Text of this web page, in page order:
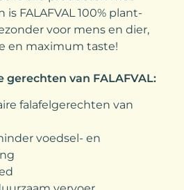
FALAFVAL 100% plant-
voor mens en dier,
en maximum taste!
gerechten van FALAFVAL:
falafelgerechten van
voedsel- en